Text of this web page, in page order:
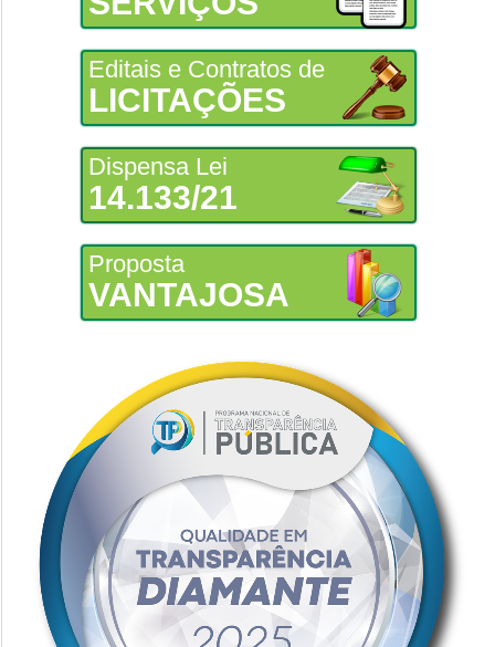
Editais e Contratos de
LICITAÇÕES
Dispensa Lei
14.133/21
Proposta
VANTAJOSA